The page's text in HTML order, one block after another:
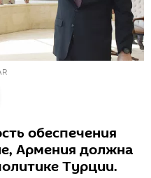
обеспечения
Армения должна
Турции.